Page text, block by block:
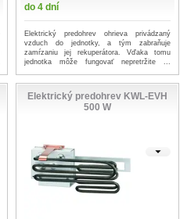
do 4 dní
Elektrický predohrev ohrieva privádzaný
vzduch do jednotky, a tým zabraňuje
zamŕzaniu jej rekuperátora. Vďaka tomu
jednotka môže fungovať nepretržite ...
Elektrický predohrev KWL-EVH
500 W